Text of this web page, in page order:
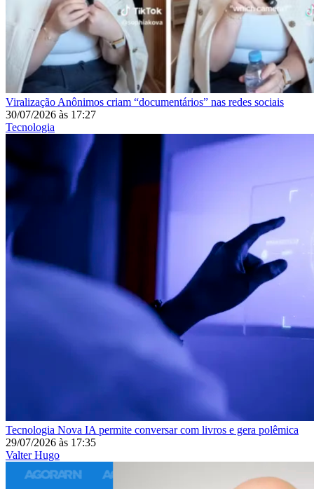
Viralização Anônimos criam “documentários” nas redes sociais
30/07/2026 às 17:27
Tecnologia
Tecnologia Nova IA permite conversar com livros e gera polêmica
29/07/2026 às 17:35
Valter Hugo